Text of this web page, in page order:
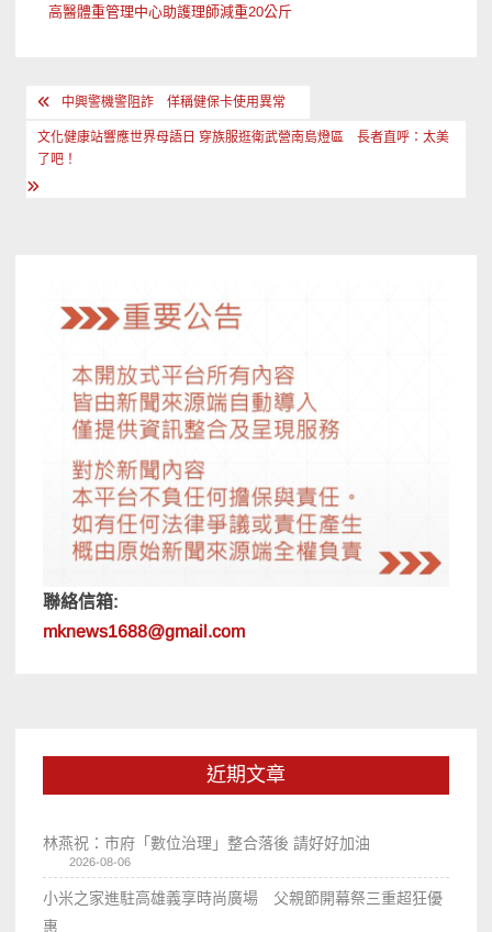
高醫體重管理中心助護理師減重20公斤
文
章
導
中興警機警阻詐 佯稱健保卡使用異常
文化健康站響應世界母語日 穿族服逛衛武營南島燈區 長者直呼：太美
了吧！
聯絡信箱:
mknews1688@gmail.com
近期文章
林燕祝：市府「數位治理」整合落後 請好好加油
2026-08-06
小米之家進駐高雄義享時尚廣場 父親節開幕祭三重超狂優
惠